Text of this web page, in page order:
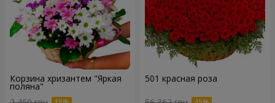
Корзина хризантем "Яркая
поляна"
501 красная роза